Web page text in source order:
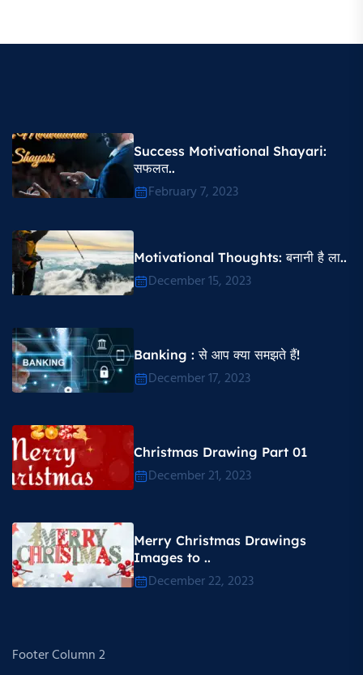
Success Motivational Shayari​:
सफलत..
February 7, 2023
Motivational Thoughts​: बनानी है ला..
December 15, 2023
Banking : से आप क्या समझते हैं!
December 17, 2023
Christmas Drawing Part 01
December 21, 2023
Merry Christmas Drawings
Images to ..
December 22, 2023
Footer Column 2